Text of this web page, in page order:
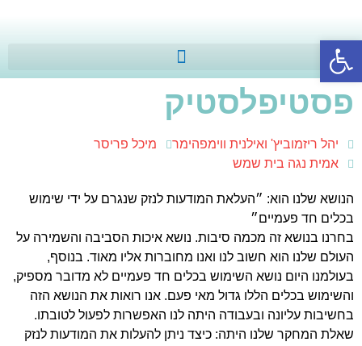
פתח סרגל נגישות
פסטיפלסטיק
יהל ריזמוביץ' ואילנית ווימפהימר
מיכל פריסר
אמית נגה בית שמש
הנושא שלנו הוא: ״העלאת המודעות לנזק שנגרם על ידי שימוש
בכלים חד פעמיים״
בחרנו בנושא זה מכמה סיבות. נושא איכות הסביבה והשמירה על
העולם שלנו הוא חשוב לנו ואנו מחוברות אליו מאוד. בנוסף,
בעולמנו היום נושא השימוש בכלים חד פעמיים לא מדובר מספיק,
והשימוש בכלים הללו גדול מאי פעם. אנו רואות את הנושא הזה
בחשיבות עליונה ובעבודה היתה לנו האפשרות לפעול לטובתו.
שאלת המחקר שלנו היתה: כיצד ניתן להעלות את המודעות לנזק